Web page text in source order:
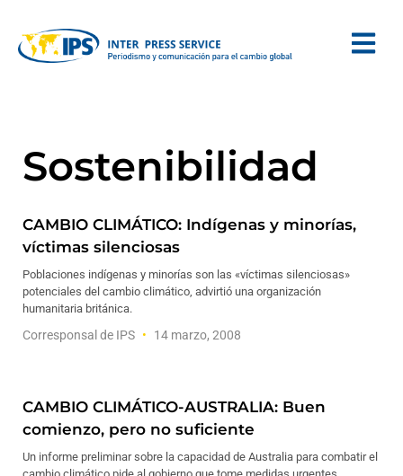
Sostenibilidad
CAMBIO CLIMÁTICO: Indígenas y minorías,
víctimas silenciosas
Poblaciones indígenas y minorías son las «víctimas silenciosas»
potenciales del cambio climático, advirtió una organización
humanitaria británica.
Corresponsal de IPS 14 marzo, 2008
CAMBIO CLIMÁTICO-AUSTRALIA: Buen
comienzo, pero no suficiente
Un informe preliminar sobre la capacidad de Australia para combatir el